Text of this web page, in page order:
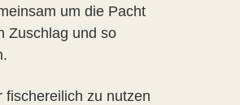
um die Pacht
Zuschlag und so
fischereilich zu nutzen